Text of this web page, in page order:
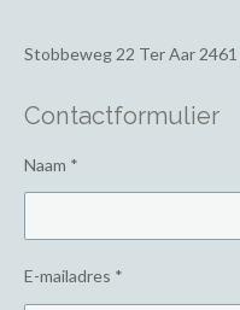
Stobbeweg 22 Ter Aar 2461
Contactformulier
Naam *
E-mailadres *